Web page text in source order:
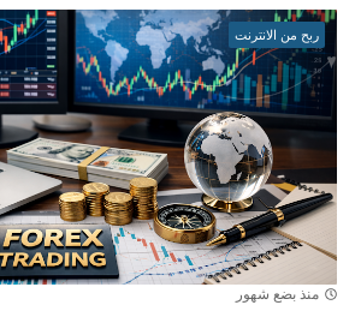
ربح من الانترنت
منذ بضع شهور